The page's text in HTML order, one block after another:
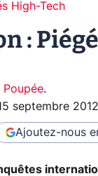
High-Tech
:
Poupée.
septembre
Ajoutez-nous